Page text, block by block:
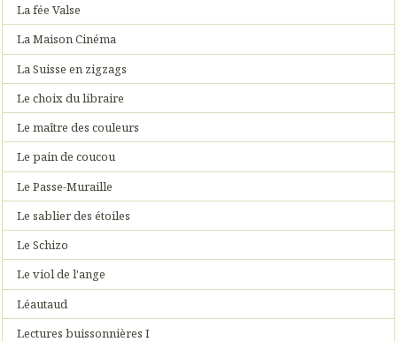
La fée Valse
La Maison Cinéma
La Suisse en zigzags
Le choix du libraire
Le maître des couleurs
Le pain de coucou
Le Passe-Muraille
Le sablier des étoiles
Le Schizo
Le viol de l'ange
Léautaud
Lectures buissonnières I